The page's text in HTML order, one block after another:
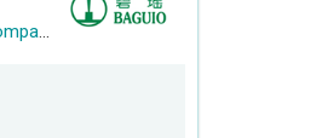
Baguio Cleaning Services Company Limited